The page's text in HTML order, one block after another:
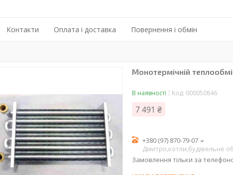
Контакти Оплата і доставка Повернення і обмін
Монотермічній
В наявності Код: 000050846
7 491 ₴
+380 (97) 870-79-07
Дмитро,котли,будівельне
Замовлення тільки за